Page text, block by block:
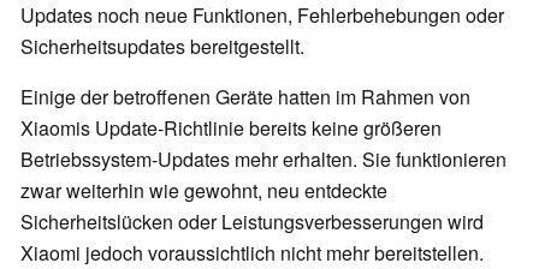
Updates noch neue Funktionen, Fehlerbehebungen oder
Sicherheitsupdates bereitgestellt.
Einige der betroffenen Geräte hatten im Rahmen von
Xiaomis Update-Richtlinie bereits keine größeren
Betriebssystem-Updates mehr erhalten. Sie funktionieren
zwar weiterhin wie gewohnt, neu entdeckte
Sicherheitslücken oder Leistungsverbesserungen wird
Xiaomi jedoch voraussichtlich nicht mehr bereitstellen.